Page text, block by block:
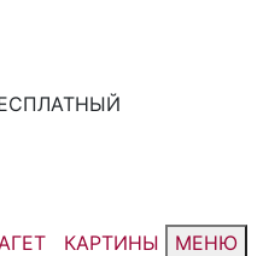
КАРТИНЫ МЕНЮ